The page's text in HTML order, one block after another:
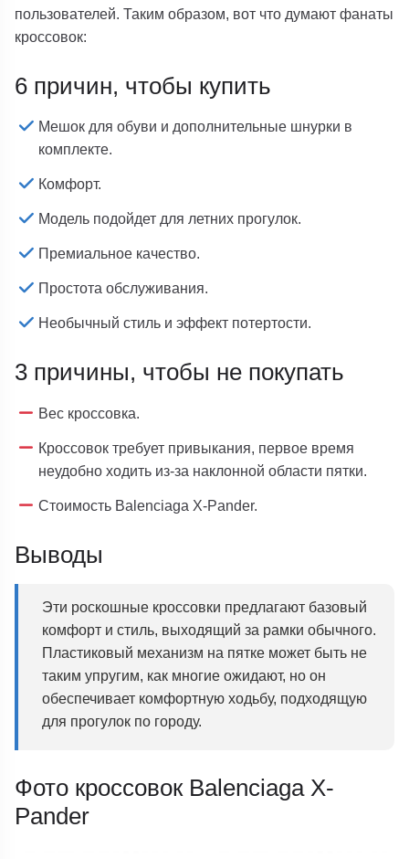
пользователей. Таким образом, вот что думают фанаты
кроссовок:
6 причин, чтобы купить
Мешок для обуви и дополнительные шнурки в
комплекте.
Комфорт.
Модель подойдет для летних прогулок.
Премиальное качество.
Простота обслуживания.
Необычный стиль и эффект потертости.
3 причины, чтобы не покупать
Вес кроссовка.
Кроссовок требует привыкания, первое время
неудобно ходить из-за наклонной области пятки.
Стоимость Balenciaga X-Pander.
Выводы
Эти роскошные кроссовки предлагают базовый
комфорт и стиль, выходящий за рамки обычного.
Пластиковый механизм на пятке может быть не
таким упругим, как многие ожидают, но он
обеспечивает комфортную ходьбу, подходящую
для прогулок по городу.
Фото кроссовок Balenciaga X-
Pander